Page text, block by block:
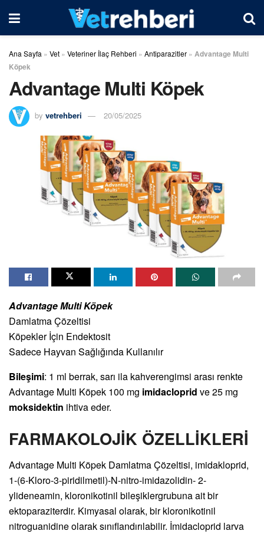
Ana Sayfa » Vet » Veteriner İlaç Rehberi » Antiparazitler » Advantage Multi
Köpek
Advantage Multi Köpek
by vetrehberi 20/05/2025
Advantage Multi Köpek
Damlatma Çözeltisi
Köpekler İçin Endektosit
Sadece Hayvan Sağlığında Kullanılır
Bileşimi: 1 ml berrak, sarı ila kahverengimsi arası renkte
Advantage Multi Köpek 100 mg imidacloprid ve 25 mg
moksidektin ihtiva eder.
FARMAKOLOJİK ÖZELLİKLERİ
Advantage Multi Köpek Damlatma Çözeltisi, imidakloprid,
1-(6-Kloro-3-piridilmetil)-N-nitro-imidazolidin- 2-
ylideneamin, kloronikotinil bileşiklergrubuna ait bir
ektoparaziterdir. Kimyasal olarak, bir kloronikotinil
nitroguanidine olarak sınıflandırılabilir. İmidacloprid larva